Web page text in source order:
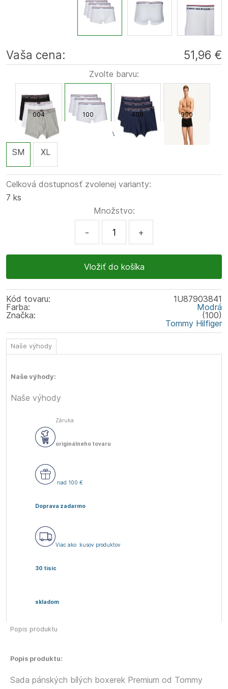
Vaša cena: 51,96 €
Zvolte barvu:
004 100 409 990
Zvolte velikost:
SM
XL
Celková dostupnosť zvolenej varianty:
7 ks
Množstvo:
- +
Kód tovaru:
1U87903841
Farba:
Modrá
(100)
Značka:
Tommy Hilfiger
Naše výhody
Naše výhody:
Naše výhody
Záruka
originálneho tovaru
Doprava zadarmo
nad 100 €
Viac ako
30 tisíc
kusov produktov
skladom
Popis produktu
Popis produktu:
Sada pánských bílých boxerek Premium od Tommy